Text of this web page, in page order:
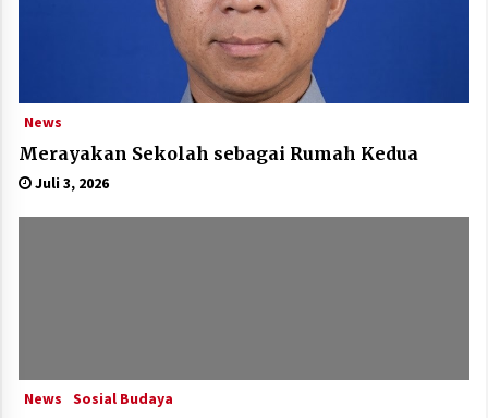
News
Merayakan Sekolah sebagai Rumah Kedua
Juli 3, 2026
News Sosial Budaya